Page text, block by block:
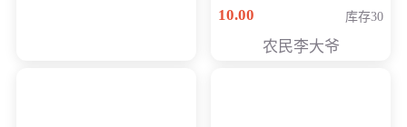
付时秤重计算货款 定金
10.00 库存30
农民李大爷